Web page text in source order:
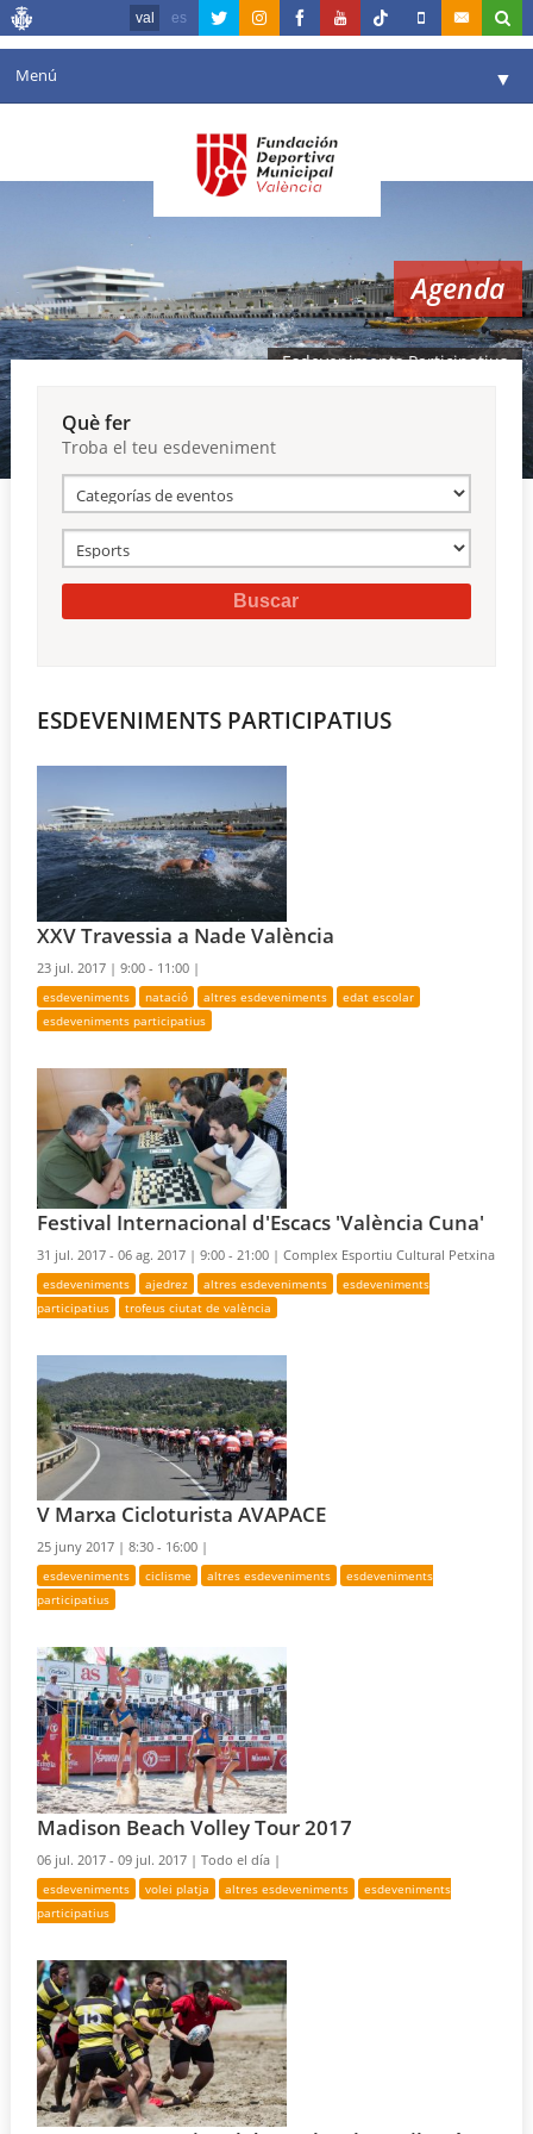
val es
Menú ▼
Agenda
Comunicació ▼
València en esport ▼
Reserves
Agenda
Esdeveniments Participatius
Què fer
Troba el teu esdeveniment
ESDEVENIMENTS PARTICIPATIUS
XXV Travessia a Nade València
23 jul. 2017 |9:00 - 11:00 |
esdeveniments natació altres esdeveniments
edat escolar
esdeveniments participatius
Festival Internacional d'Escacs 'València Cuna'
31 jul. 2017 - 06 ag. 2017 |9:00 - 21:00 |Complex Esportiu Cultural Petxina
esdeveniments ajedrez altres esdeveniments
esdeveniments
participatius
trofeus ciutat de valència
V Marxa Cicloturista AVAPACE
25 juny 2017 |8:30 - 16:00 |
esdeveniments ciclisme altres esdeveniments
esdeveniments
participatius
Madison Beach Volley Tour 2017
06 jul. 2017 - 09 jul. 2017 |Todo el día |
esdeveniments volei platja altres esdeveniments
esdeveniments
participatius